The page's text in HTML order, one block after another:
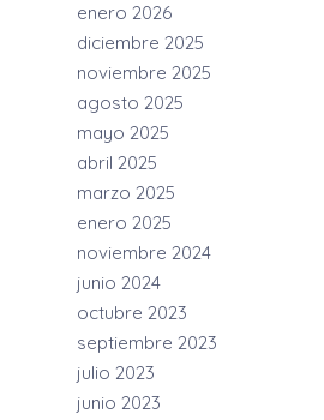
enero 2026
diciembre 2025
noviembre 2025
agosto 2025
mayo 2025
abril 2025
marzo 2025
enero 2025
noviembre 2024
junio 2024
octubre 2023
septiembre 2023
julio 2023
junio 2023